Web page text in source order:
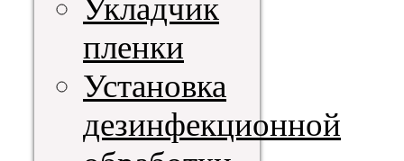
Укладчик
пленки
Установка
дезинфекционной